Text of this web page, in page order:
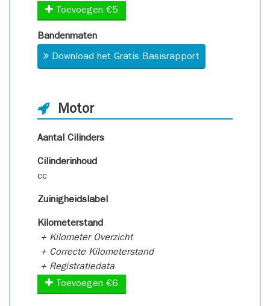
Toevoegen €5
Bandenmaten
Download het Gratis Basisrapport
Motor
Aantal Cilinders
Cilinderinhoud
cc
Zuinigheidslabel
Kilometerstand
+ Kilometer Overzicht
+ Correcte Kilometerstand
+ Registratiedata
Toevoegen €6